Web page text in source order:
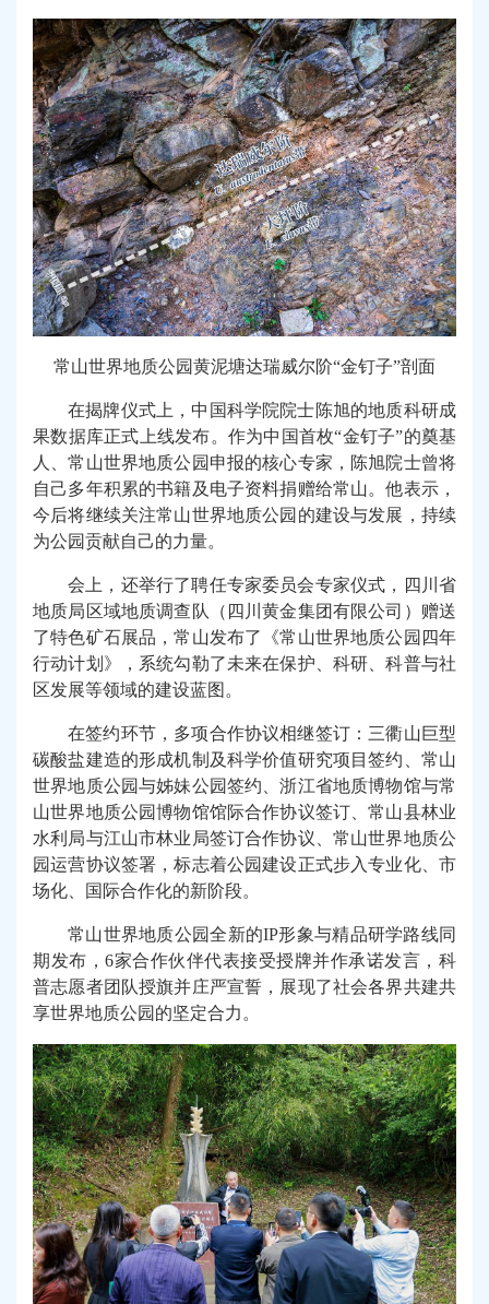
常山世界地质公园黄泥塘达瑞威尔阶“金钉子”剖面
在揭牌仪式上，中国科学院院士陈旭的地质科研成
果数据库正式上线发布。作为中国首枚“金钉子”的奠基
人、常山世界地质公园申报的核心专家，陈旭院士曾将
自己多年积累的书籍及电子资料捐赠给常山。他表示，
今后将继续关注常山世界地质公园的建设与发展，持续
为公园贡献自己的力量。
会上，还举行了聘任专家委员会专家仪式，四川省
地质局区域地质调查队（四川黄金集团有限公司）赠送
了特色矿石展品，常山发布了《常山世界地质公园四年
行动计划》，系统勾勒了未来在保护、科研、科普与社
区发展等领域的建设蓝图。
在签约环节，多项合作协议相继签订：三衢山巨型
碳酸盐建造的形成机制及科学价值研究项目签约、常山
世界地质公园与姊妹公园签约、浙江省地质博物馆与常
山世界地质公园博物馆馆际合作协议签订、常山县林业
水利局与江山市林业局签订合作协议、常山世界地质公
园运营协议签署，标志着公园建设正式步入专业化、市
场化、国际合作化的新阶段。
常山世界地质公园全新的IP形象与精品研学路线同
期发布，6家合作伙伴代表接受授牌并作承诺发言，科
普志愿者团队授旗并庄严宣誓，展现了社会各界共建共
享世界地质公园的坚定合力。